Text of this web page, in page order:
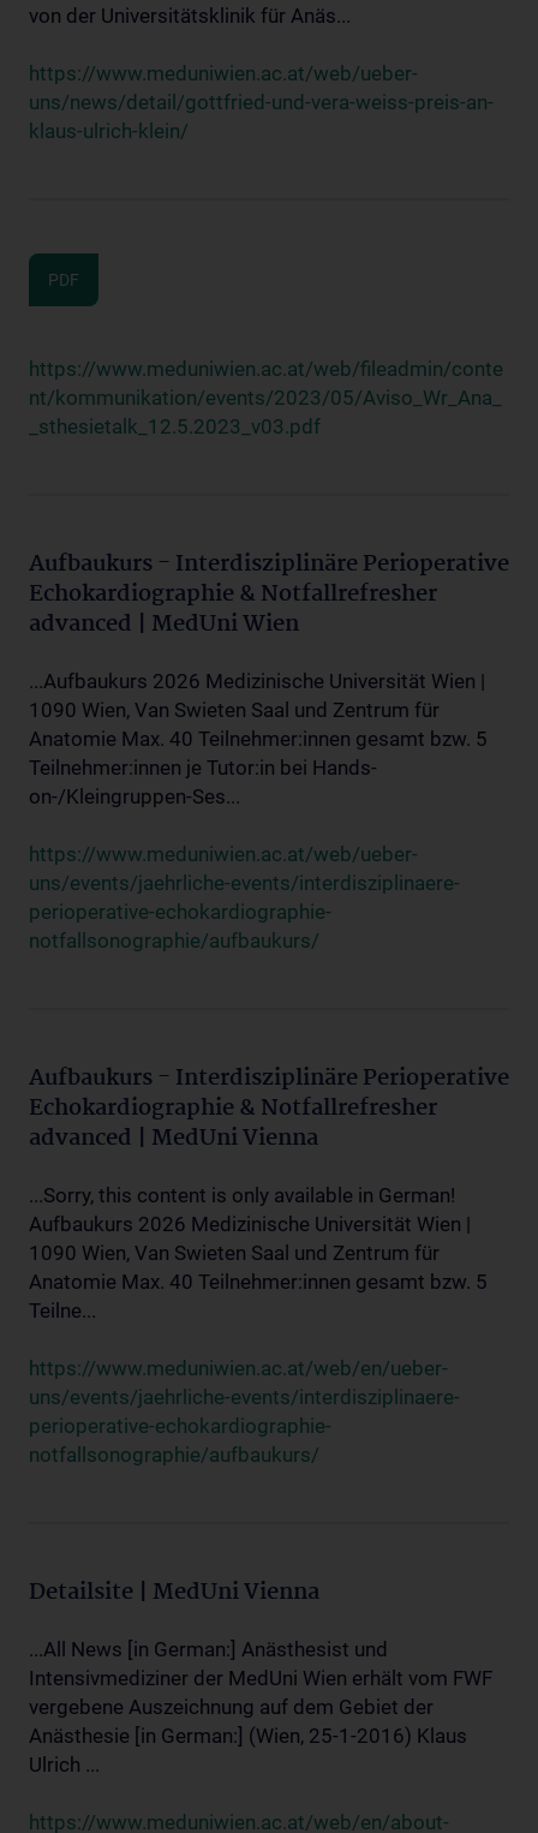
von der Universitätsklinik für Anäs...
https://www.meduniwien.ac.at/web/ueber-
uns/news/detail/gottfried-und-vera-weiss-preis-an-
klaus-ulrich-klein/
PDF
https://www.meduniwien.ac.at/web/fileadmin/conte
nt/kommunikation/events/2023/05/Aviso_Wr_Ana_
_sthesietalk_12.5.2023_v03.pdf
Aufbaukurs - Interdisziplinäre Perioperative
Echokardiographie & Notfallrefresher
advanced | MedUni Wien
...Aufbaukurs 2026 Medizinische Universität Wien |
1090 Wien, Van Swieten Saal und Zentrum für
Anatomie Max. 40 Teilnehmer:innen gesamt bzw. 5
Teilnehmer:innen je Tutor:in bei Hands-
on-/Kleingruppen-Ses...
https://www.meduniwien.ac.at/web/ueber-
uns/events/jaehrliche-events/interdisziplinaere-
perioperative-echokardiographie-
notfallsonographie/aufbaukurs/
Aufbaukurs - Interdisziplinäre Perioperative
Echokardiographie & Notfallrefresher
advanced | MedUni Vienna
...Sorry, this content is only available in German!
Aufbaukurs 2026 Medizinische Universität Wien |
1090 Wien, Van Swieten Saal und Zentrum für
Anatomie Max. 40 Teilnehmer:innen gesamt bzw. 5
Teilne...
https://www.meduniwien.ac.at/web/en/ueber-
uns/events/jaehrliche-events/interdisziplinaere-
perioperative-echokardiographie-
notfallsonographie/aufbaukurs/
Detailsite | MedUni Vienna
...All News [in German:] Anästhesist und
Intensivmediziner der MedUni Wien erhält vom FWF
vergebene Auszeichnung auf dem Gebiet der
Anästhesie [in German:] (Wien, 25-1-2016) Klaus
Ulrich ...
https://www.meduniwien.ac.at/web/en/about-